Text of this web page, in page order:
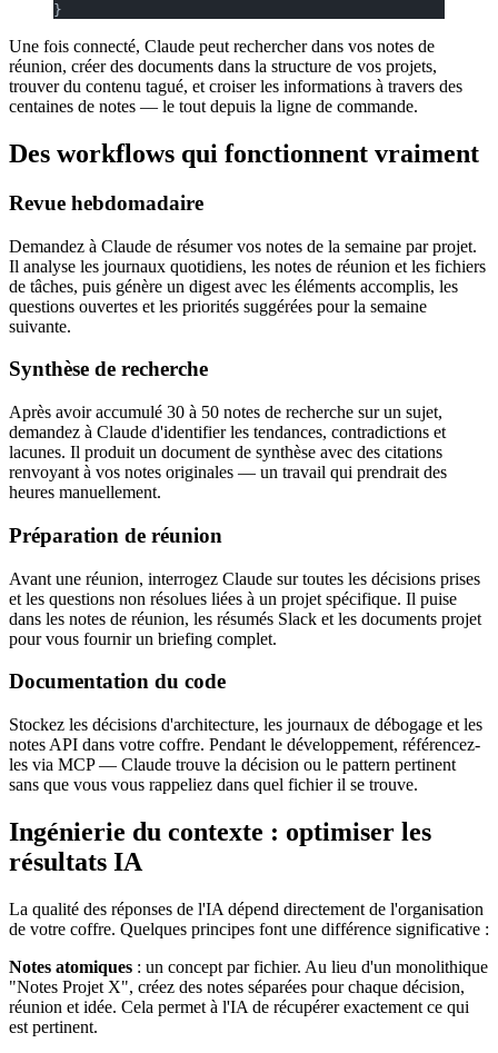
}
Une fois connecté, Claude peut rechercher dans vos notes de
réunion, créer des documents dans la structure de vos projets,
trouver du contenu tagué, et croiser les informations à travers des
centaines de notes — le tout depuis la ligne de commande.
Des workflows qui fonctionnent vraiment
Revue hebdomadaire
Demandez à Claude de résumer vos notes de la semaine par projet.
Il analyse les journaux quotidiens, les notes de réunion et les fichiers
de tâches, puis génère un digest avec les éléments accomplis, les
questions ouvertes et les priorités suggérées pour la semaine
suivante.
Synthèse de recherche
Après avoir accumulé 30 à 50 notes de recherche sur un sujet,
demandez à Claude d'identifier les tendances, contradictions et
lacunes. Il produit un document de synthèse avec des citations
renvoyant à vos notes originales — un travail qui prendrait des
heures manuellement.
Préparation de réunion
Avant une réunion, interrogez Claude sur toutes les décisions prises
et les questions non résolues liées à un projet spécifique. Il puise
dans les notes de réunion, les résumés Slack et les documents projet
pour vous fournir un briefing complet.
Documentation du code
Stockez les décisions d'architecture, les journaux de débogage et les
notes API dans votre coffre. Pendant le développement, référencez-
les via MCP — Claude trouve la décision ou le pattern pertinent
sans que vous vous rappeliez dans quel fichier il se trouve.
Ingénierie du contexte : optimiser les
résultats IA
La qualité des réponses de l'IA dépend directement de l'organisation
de votre coffre. Quelques principes font une différence significative :
Notes atomiques : un concept par fichier. Au lieu d'un monolithique
"Notes Projet X", créez des notes séparées pour chaque décision,
réunion et idée. Cela permet à l'IA de récupérer exactement ce qui
est pertinent.